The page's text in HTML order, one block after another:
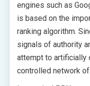
engines such as
is based on the
ranking algorithm.
signals of authority
attempt to artificially
controlled network